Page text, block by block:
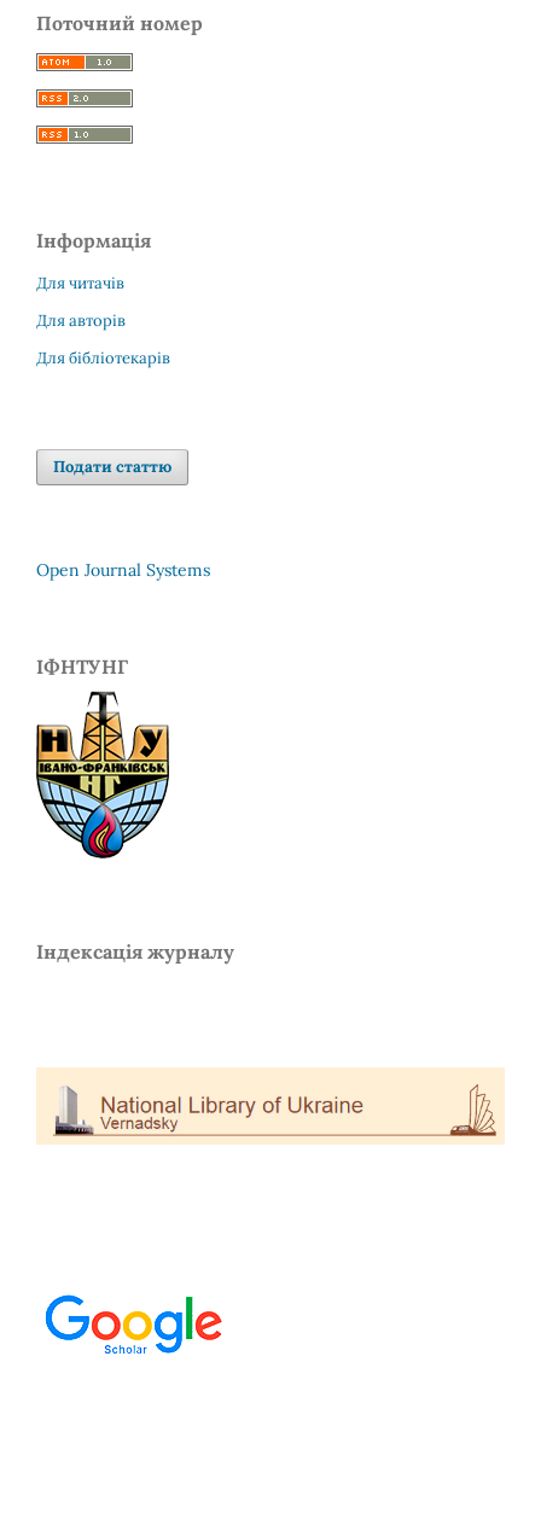
Поточний номер
Інформація
Для читачів
Для авторів
Для бібліотекарів
Подати статтю
Open Journal Systems
ІФНТУНГ
Індексація журналу